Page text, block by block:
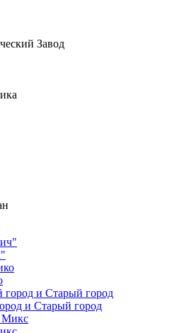
и Старый город